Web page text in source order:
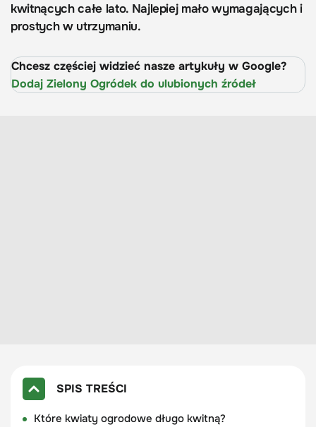
kwitnących całe lato. Najlepiej mało wymagających i
prostych w utrzymaniu.
Chcesz częściej widzieć nasze artykuły w Google?
Dodaj Zielony Ogródek do ulubionych źródeł
SPIS TREŚCI
Które kwiaty ogrodowe długo kwitną?